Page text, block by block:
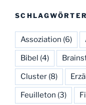
SCHLAGWÖRTER
Assoziation (6)
Bibel (4)
Cluster (8)
Feuilleton (3)